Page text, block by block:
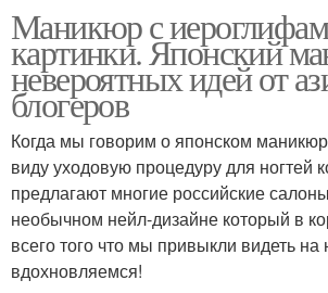
Маникюр с
картинки. Японский
невероятных идей от
блогеров
Когда мы говорим о японском
виду уходовую процедуру для ногтей
предлагают многие российские
необычном нейл-дизайне который в
всего того что мы привыкли видеть
вдохновляемся!